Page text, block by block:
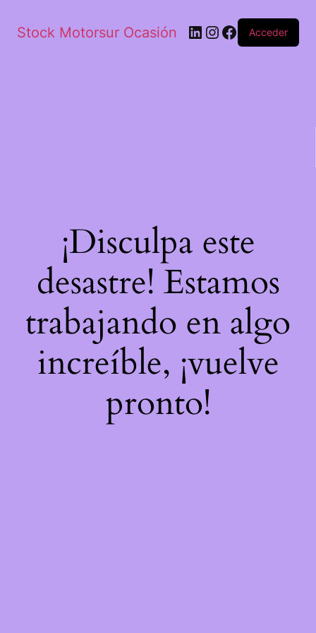
Stock Motorsur Ocasión Acceder
¡Disculpa este
desastre! Estamos
trabajando en algo
increíble, ¡vuelve
pronto!